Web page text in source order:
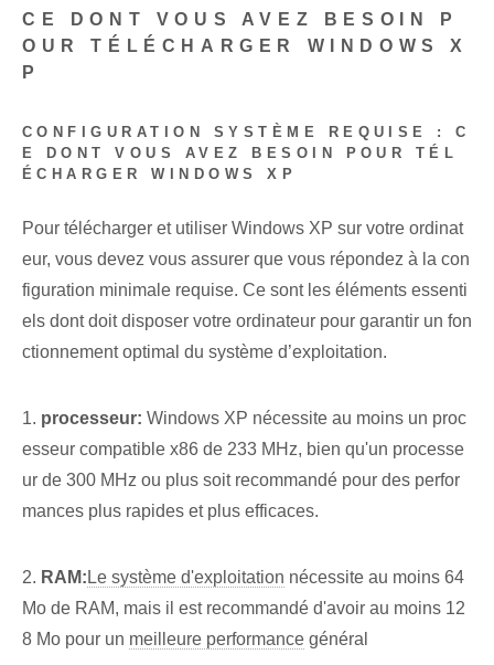
CE DONT VOUS AVEZ BESOIN P
OUR TÉLÉCHARGER WINDOWS X
P
CONFIGURATION SYSTÈME REQUISE : C
E DONT VOUS AVEZ BESOIN POUR TÉL
ÉCHARGER WINDOWS XP
Pour télécharger et utiliser Windows XP sur votre ordinat
eur, vous devez vous assurer que vous répondez à la con
figuration minimale requise. Ce sont les éléments essenti
els dont doit disposer votre ordinateur pour garantir un fon
ctionnement optimal du système d’exploitation.
1. processeur: Windows XP nécessite au moins un proc
esseur compatible x86 de 233 MHz, bien qu'un processe
ur de 300 MHz ou plus soit recommandé pour des perfor
mances plus rapides et plus efficaces.
2. RAM: Le système d'exploitation nécessite au moins 64
Mo de RAM, mais il est recommandé d'avoir au moins 12
8 Mo pour un meilleure performance général